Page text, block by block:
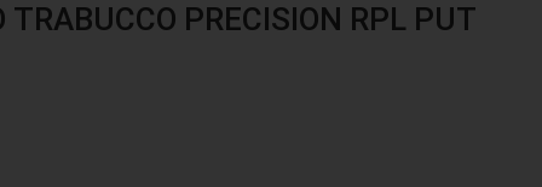
PRECISION RPL PUT